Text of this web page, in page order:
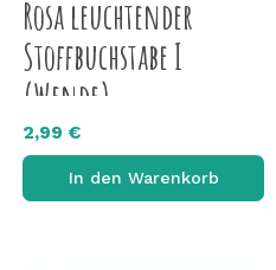
Rosa leuchtender
Stoffbuchstabe I
(Wende)
2,99 €
In den Warenkorb